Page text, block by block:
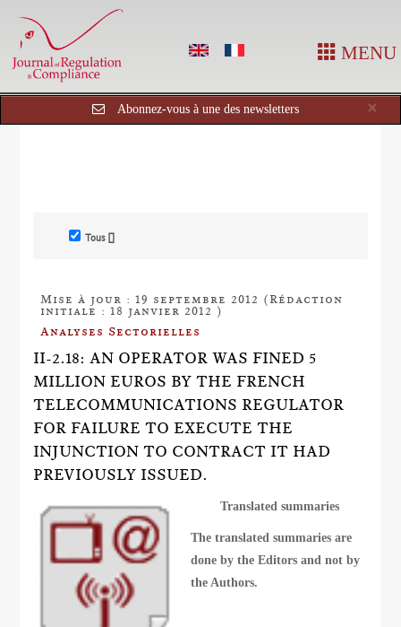
MENU
×
Abonnez-vous à une des newsletters
Tous []
Mise à jour : 19 septembre 2012 (Rédaction
initiale : 18 janvier 2012 )
Analyses Sectorielles
II-2.18: AN OPERATOR WAS FINED 5
MILLION EUROS BY THE FRENCH
TELECOMMUNICATIONS REGULATOR
FOR FAILURE TO EXECUTE THE
INJUNCTION TO CONTRACT IT HAD
PREVIOUSLY ISSUED.
Translated summaries
The translated summaries are
done by the Editors and not by
the Authors.